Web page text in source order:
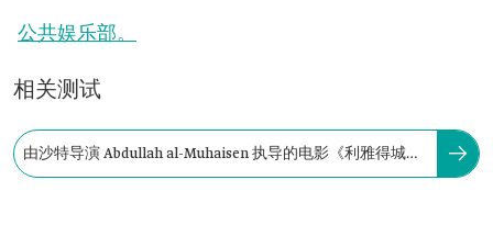
公共娱乐部。
相关测试
由沙特导演 Abdullah al-Muhaisen 执导的电影《利雅得城市